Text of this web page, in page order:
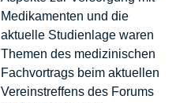
Medikamenten und die
aktuelle Studienlage waren
Themen des medizinischen
Fachvortrags beim aktuellen
Vereinstreffens des Forums